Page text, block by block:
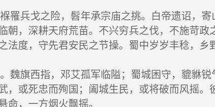
罹兵戈之险，髫年承宗庙之挑。白帝遗诏，
朝，深耕天府荒苗。不兴穷兵之伐，不施苛政
法度，守先君安民之节操。蜀中岁岁丰稔，乡
魏旗西指，邓艾孤军临隘；蜀城困守，貔貅
，或死忠而殉国；阖城生民，或将破而风摇。
，一方烟火飘摇。